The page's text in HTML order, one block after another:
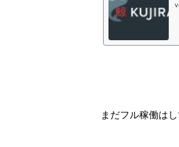
まだフル稼働は